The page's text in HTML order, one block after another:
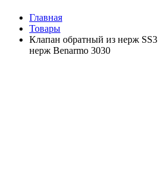
Главная
Товары
Клапан обратный из нерж
нерж Benarmo 3030